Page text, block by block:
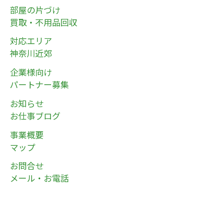
部屋の片づけ
買取・不用品回収
対応エリア
神奈川近郊
企業様向け
パートナー募集
お知らせ
お仕事ブログ
事業概要
マップ
お問合せ
メール・お電話